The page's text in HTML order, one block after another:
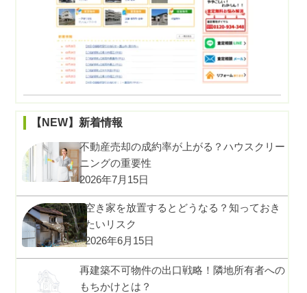
【NEW】新着情報
不動産売却の成約率が上がる？ハウスクリー
ニングの重要性
2026年7月15日
空き家を放置するとどうなる？知っておき
たいリスク
2026年6月15日
再建築不可物件の出口戦略！隣地所有者への
もちかけとは？